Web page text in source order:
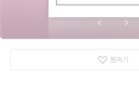
찜하기